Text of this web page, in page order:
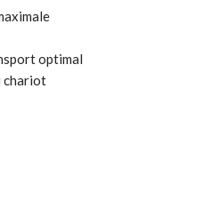
optimal
chariot